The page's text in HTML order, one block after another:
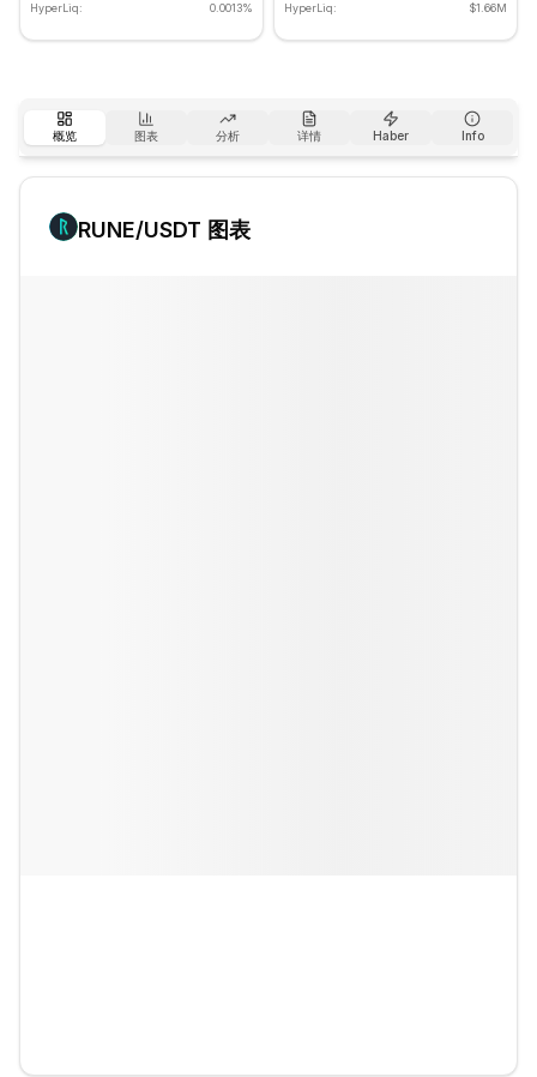
HyperLiq:
0.0013%
HyperLiq:
$1.66M
概览 图表 分析 详情 Haber Info
RUNE/USDT 图表